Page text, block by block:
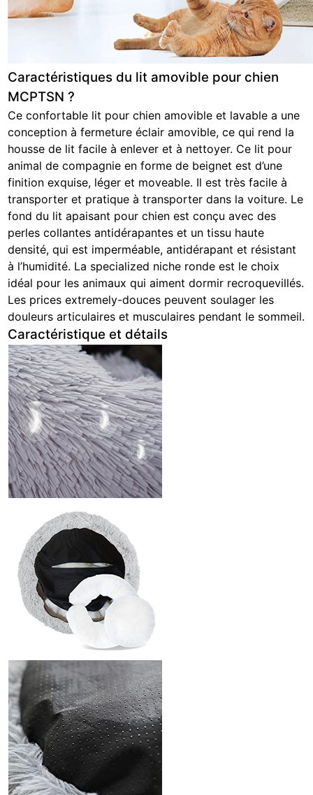
Caractéristiques du lit amovible pour chien
MCPTSN ?
Ce confortable lit pour chien amovible et lavable a une
conception à fermeture éclair amovible, ce qui rend la
housse de lit facile à enlever et à nettoyer. Ce lit pour
animal de compagnie en forme de beignet est d’une
finition exquise, léger et moveable. Il est très facile à
transporter et pratique à transporter dans la voiture. Le
fond du lit apaisant pour chien est conçu avec des
perles collantes antidérapantes et un tissu haute
densité, qui est imperméable, antidérapant et résistant
à l’humidité. La specialized niche ronde est le choix
idéal pour les animaux qui aiment dormir recroquevillés.
Les prices extremely-douces peuvent soulager les
douleurs articulaires et musculaires pendant le sommeil.
Caractéristique et détails